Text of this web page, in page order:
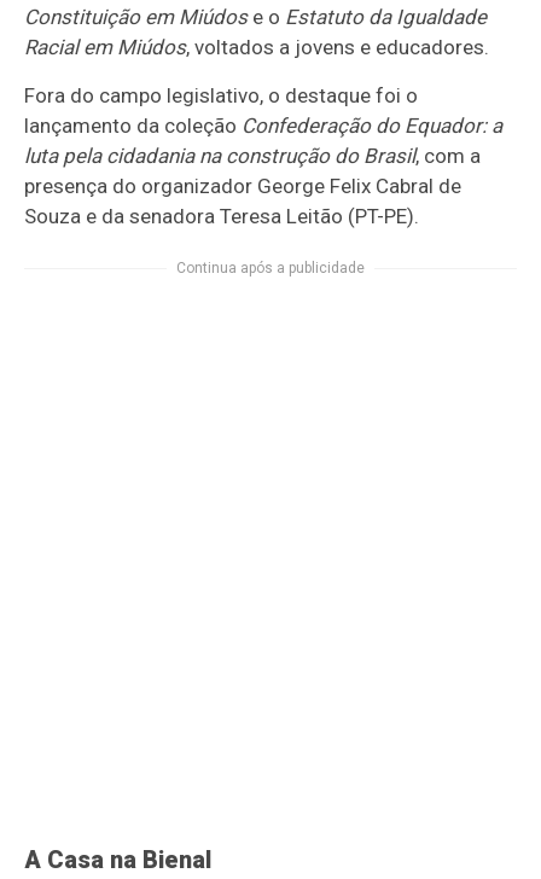
Constituição em Miúdose o Estatuto da Igualdade
Racial em Miúdos, voltados a jovens e educadores.
Fora do campo legislativo, o destaque foi o
lançamento da coleção Confederação do Equador: a
luta pela cidadania na construção do Brasil, com a
presença do organizador George Felix Cabral de
Souza e da senadora Teresa Leitão (PT-PE).
Continua após a publicidade
A Casa na Bienal